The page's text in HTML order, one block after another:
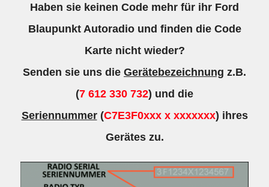
Haben sie keinen Code mehr für ihr Ford
Blaupunkt Autoradio und finden die Code
Karte nicht wieder?
Senden sie uns die Gerätebezeichnung z.B.
(7 612 330 732) und die
Seriennummer(C7E3F0xxx x xxxxxxx) ihres
Gerätes zu.